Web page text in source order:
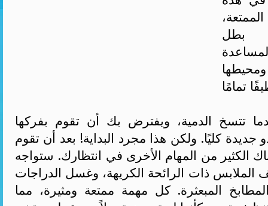
بطل
تتسخ الدمية، ويفترض بك أن تقوم بفركها
جديدة كليًا. ولكن هذا مجرد البداية! بعد أن تقوم
الكثير من المهام الأخرى في انتظارك. ستواجه
الملابس ذات الرائحة الكريهة، وغسل الدراجات
المبعثرة. كل مهمة ممتعة ومثيرة، مما